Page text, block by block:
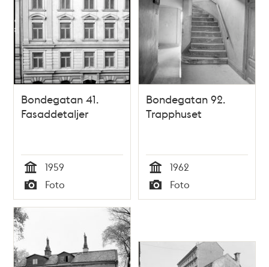
Bondegatan 41.
Fasaddetaljer
Tid
1959
Typ
Foto
Bondegatan 92.
Trapphuset
Tid
1962
Typ
Foto